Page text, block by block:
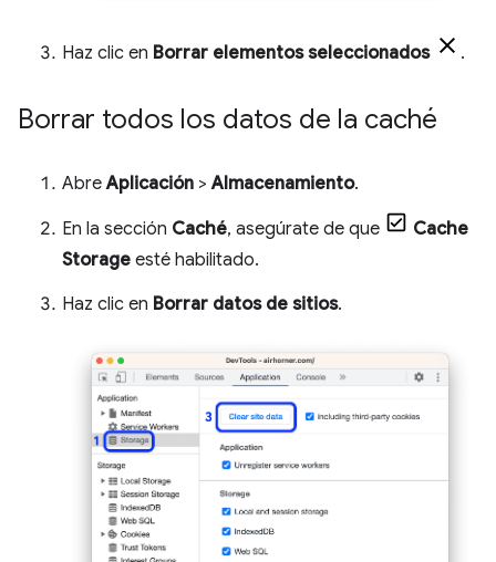
Haz clic en Borrar elementos seleccionados .
Borrar todos los datos de la caché
AbreAplicación >Almacenamiento.
En la sección Caché, asegúrate de que
Cache
Storage esté habilitado.
Haz clic en Borrar datos de sitios.